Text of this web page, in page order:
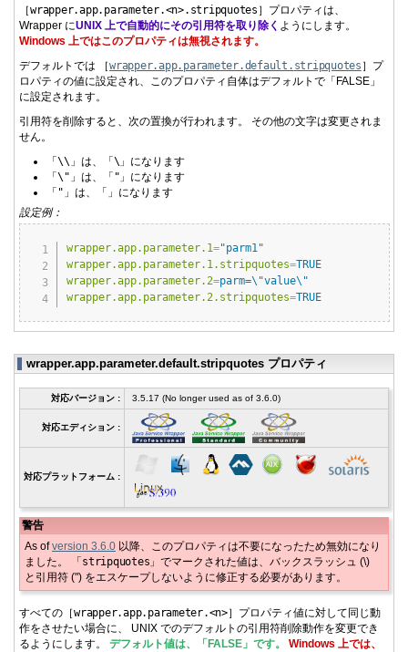
［wrapper.app. parameter.<n>. stripquotes ］プロパティは、
Wrapper にUNIX 上で自動的にその引用符を取り除く ようにします。
Windows 上ではこのプロパティは無視されます。
デフォルトでは ［wrapper.app. parameter.default. stripquotes ］プ
ロパティの値に設定され、このプロパティ自体はデフォルトで「FALSE」
に設定されます。
引用符を削除すると、次の置換が行われます。 その他の文字は変更されま
せん。
「 \\ 」は、「 \ 」になります
「 \" 」は、「 " 」になります
「 " 」は、「 」になります
設定例：
wrapper.app.parameter.1="parm1"
wrapper.app.parameter.1.stripquotes=TRUE
wrapper.app.parameter.2=parm=\"value\"
wrapper.app.parameter.2.stripquotes=TRUE
wrapper.app.parameter.default.stripquotes プロパティ
対応バージョン : 3.5.17 (No longer used as of 3.6.0)
対応エディション :
対応プラットフォーム :
警告
As ofversion 3.6.0 以降、このプロパティは不要になったため無効になり
ました。 「 stripquotes 」でマークされた値は、バックスラッシュ (\)
と引用符 (") をエスケープしないように修正する必要があります。
すべての［wrapper.app. parameter.<n>］プロパティ値に対して同じ動
作をさせたい場合に、 UNIX でのデフォルトの引用符削除動作を変更でき
るようにします。 デフォルト値は、「FALSE」です。
Windows 上では、